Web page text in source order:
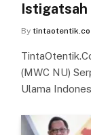
Istigatsah
By tintaotentik.co
(MWC NU)
Ulama